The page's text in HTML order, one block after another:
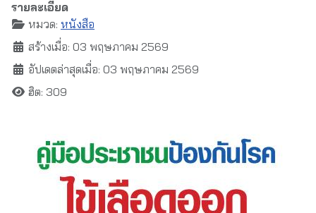
รายละเอียด
หมวด: หนังสือ
สร้างเมื่อ: 03 พฤษภาคม 2569
อัปเดตล่าสุดเมื่อ: 03 พฤษภาคม 2569
ฮิต: 309